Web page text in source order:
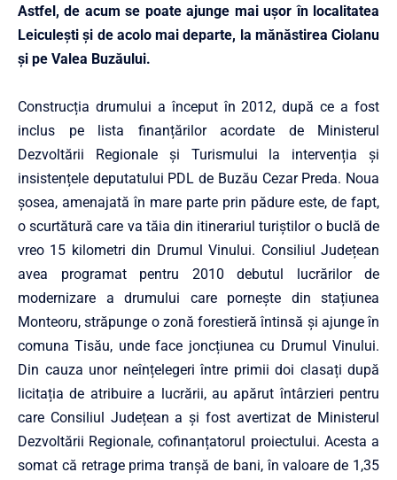
Astfel, de acum se poate ajunge mai ușor în localitatea
Leiculeşti şi de acolo mai departe, la mănăstirea Ciolanu
şi pe Valea Buzăului.
Construcția drumului a început în 2012, după ce a fost
inclus pe lista finanțărilor acordate de Ministerul
Dezvoltării Regionale și Turismului la intervenția și
insistențele deputatului PDL de Buzău Cezar Preda. Noua
șosea, amenajată în mare parte prin pădure este, de fapt,
o scurtătură care va tăia din ­iti­nerariul turiștilor o buclă de
vreo 15 kilometri din Drumul Vinului. Consiliul Județean
avea programat pentru 2010 debutul lucrărilor de
modernizare a drumului care pornește din stațiunea
Monteoru, străpunge o zonă forestieră întinsă și ajunge în
comuna Tisău, unde face joncțiunea cu Drumul Vinului.
Din cauza unor neînțelegeri între primii doi clasați după
licitația de atribuire a lucrării, au apărut întârzieri pentru
care Consiliul Județean a și fost avertizat de Ministerul
Dezvoltării Regionale, cofinanțatorul proiectului. Acesta a
somat că retrage prima tranșă de bani, în valoare de 1,35